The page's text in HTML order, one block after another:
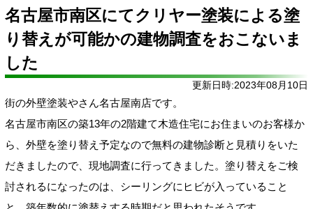
名古屋市南区にてクリヤー塗装による塗
り替えが可能かの建物調査をおこないま
した
更新日時:2023年08月10日
街の外壁塗装やさん名古屋南店です。
名古屋市南区の築13年の2階建て木造住宅にお住まいのお客様か
ら、外壁を塗り替え予定なので無料の建物診断と見積りをいた
だきましたので、現地調査に行ってきました。塗り替えをご検
討されるになったのは、シーリングにヒビが入っていること